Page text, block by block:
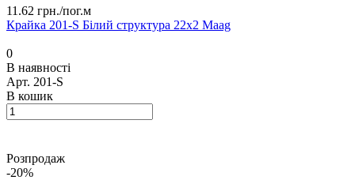
11.62 грн./пог.м
Крайка 201-S Білий cтруктура 22х2 Maag
0
В наявності
Арт. 201-S
В кошик
Розпродаж
-20%